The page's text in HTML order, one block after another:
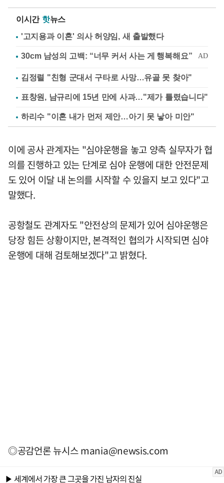
이시간 핫뉴스
'고지용과 이혼' 의사 허양임, 새 출발했다
김정렬 "친형 군대서 구타로 사망…유골 못 찾아"
표창원, 남규리에 15년 만에 사과…"제가 틀렸습니다"
하리수 "이혼 내가 먼저 제안…아기 못 낳아 미안"
이에 공사 관계자는 "심야운행을 놓고 양측 실무자가 협
의를 진행하고 있는 단계로 심야 운행에 대한 안전문제
도 있어 이달 내 논의를 시작할 수 있을지 보고 있다"고
말했다.
공항철도 관계자도 "안전상의 문제가 있어 심야운행은
당장 힘든 상황이지만, 본격적인 협의가 시작되면 심야
운행에 대해 검토해보겠다"고 밝혔다.
◎공감언론 뉴시스mania@newsis.com